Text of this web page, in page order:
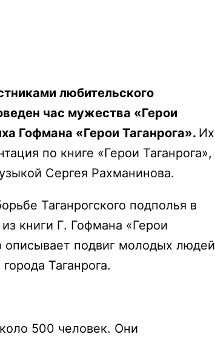
любительского
час мужества «Герои
Гофмана «Герои Таганрога». Их
по книге «Герои Таганрога»,
Сергея Рахманинова.
Таганрогского подполья в
книги Г. Гофмана «Герои
описывает подвиг молодых людей
Таганрога.
500 человек. Они